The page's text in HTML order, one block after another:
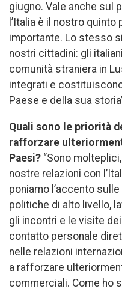
giugno. Vale anche sul
l’Italia è il nostro
importante. Lo stesso
nostri cittadini: gli
comunità straniera in
integrati e
Paese e della sua
Quali sono le priorità
rafforzare
Paesi? “Sono
nostre relazioni con
poniamo l’accento
politiche di alto livello,
gli incontri e le visite
contatto personale
nelle relazioni
a rafforzare
commerciali. Come ho